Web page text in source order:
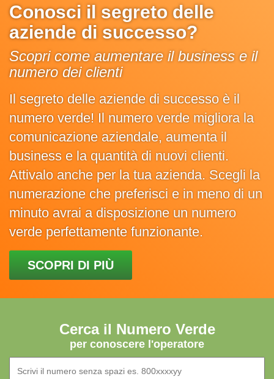
Conosci il segreto delle
aziende di successo?
Scopri come aumentare il business e il
numero dei clienti
Il segreto delle aziende di successo è il
numero verde! Il numero verde migliora la
comunicazione aziendale, aumenta il
business e la quantità di nuovi clienti.
Attivalo anche per la tua azienda. Scegli la
numerazione che preferisci e in meno di un
minuto avrai a disposizione un numero
verde perfettamente funzionante.
SCOPRI DI PIÙ
Cerca il Numero Verde
per conoscere l'operatore